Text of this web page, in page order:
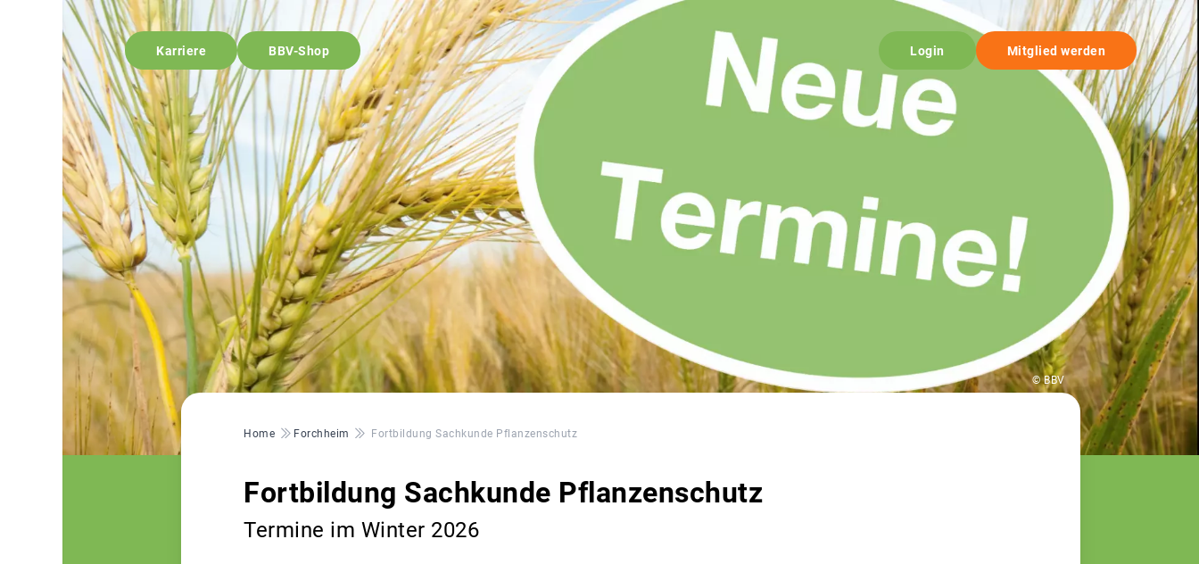
Karriere BBV-Shop Login Mitglied werden
© BBV
Pfadnavigation
Home Forchheim Fortbildung Sachkunde Pflanzenschutz
Fortbildung Sachkunde Pflanzenschutz
Termine im Winter 2026